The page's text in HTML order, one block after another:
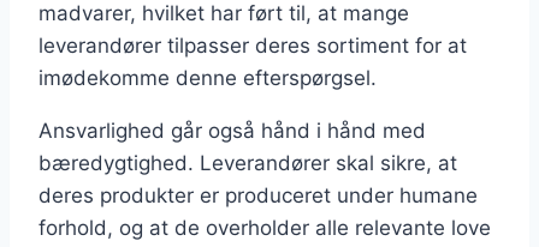
madvarer, hvilket har ført til, at mange
leverandører tilpasser deres sortiment for at
imødekomme denne efterspørgsel.
Ansvarlighed går også hånd i hånd med
bæredygtighed. Leverandører skal sikre, at
deres produkter er produceret under humane
forhold, og at de overholder alle relevante love